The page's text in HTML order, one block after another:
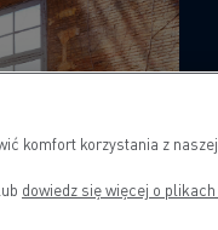
komfort korzystania z
dowiedz się więcej o